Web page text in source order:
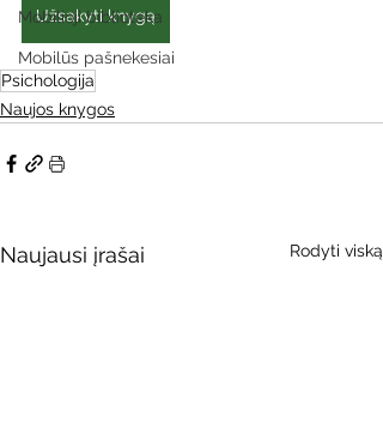
Mobilioji biblioteka
Mobilūs pašnekesiai
Užsakyti knygą
Psichologija
Naujos knygos
Naujausi įrašai Rodyti viską